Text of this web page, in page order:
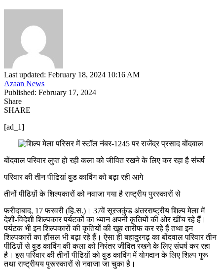
Last updated: February 18, 2024 10:16 AM
Azaan News
Published: February 17, 2024
Share
SHARE
[ad_1]
बोंदवाल परिवार लुप्त हो रही कला को जीवित रखने के लिए कर रहा है संघर्ष
परिवार की तीन पीढिय़ां वुड कार्विंग को बढ़ा रही आगे
तीनों पीढिय़ों के शिल्पकारों को नवाजा गया है राष्ट्रीय पुरस्कारों से
फरीदाबाद, 17 फरवरी (हि.स.)। 37वें सूरजकुंड अंतरराष्ट्रीय शिल्प मेला में
देशी-विदेशी शिल्पकार पर्यटकों का ध्यान अपनी कृतियों की ओर खींच रहे हैं।
पर्यटक भी इन शिल्पकारों की कृतियों की खूब तारीफ कर रहे हैं तथा इन
शिल्पकारों का हौंसल भी बढ़ा रहे हैं। ऐसा ही बहादुरगढ़ का बोंदवाल परिवार तीन
पीढिय़ों से वुड कार्विंग की कला को निरंतर जीवित रखने के लिए संघर्ष कर रहा
है। इस परिवार की तीनों पीढिय़ों को वुड कार्विंग में योगदान के लिए शिल्प गुरू
तथा राष्ट्रीयय पुरूस्कारों से नवाजा जा चुका है।